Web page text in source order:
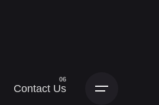
Contact Us